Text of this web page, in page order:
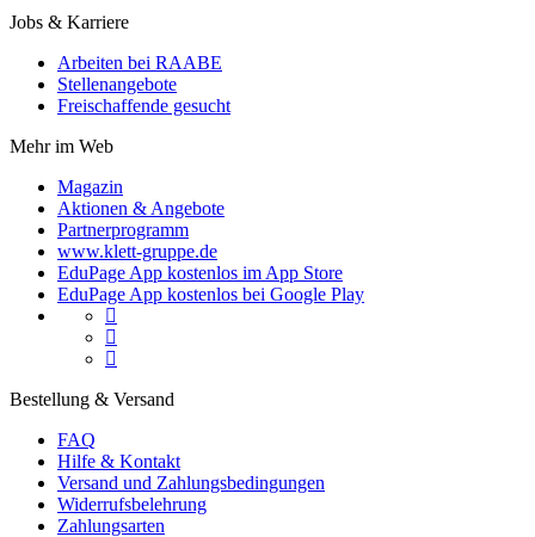
Jobs & Karriere
Arbeiten bei RAABE
Stellenangebote
Freischaffende gesucht
Mehr im Web
Magazin
Aktionen & Angebote
Partnerprogramm
www.klett-gruppe.de
EduPage App kostenlos im App Store
EduPage App kostenlos bei Google Play



Bestellung & Versand
FAQ
Hilfe & Kontakt
Versand und Zahlungsbedingungen
Widerrufsbelehrung
Zahlungsarten